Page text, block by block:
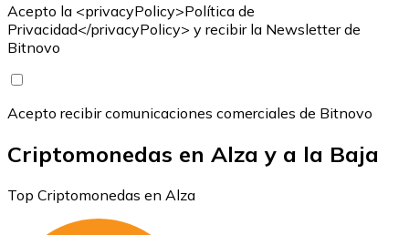
Acepto la <privacyPolicy>Política de
Privacidad</privacyPolicy> y recibir la Newsletter de
Bitnovo
Acepto recibir comunicaciones comerciales de Bitnovo
Criptomonedas en Alza y a la Baja
Top Criptomonedas en Alza